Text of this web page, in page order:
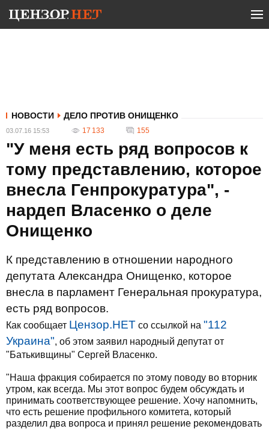
НОВОСТИ ДЕЛО ПРОТИВ ОНИЩЕНКО
03.07.16 15:53 17 133 155
"У меня есть ряд вопросов к
тому представлению, которое
внесла Генпрокуратура", -
нардеп Власенко о деле
Онищенко
К представлению в отношении народного
депутата Александра Онищенко, которое
внесла в парламент Генеральная прокуратура,
есть ряд вопросов.
Как сообщает Цензор.НЕТ со ссылкой на "112
Украина", об этом заявил народный депутат от
"Батькивщины" Сергей Власенко.
"Наша фракция собирается по этому поводу во вторник
утром, как всегда. Мы этот вопрос будем обсуждать и
принимать соответствующее решение. Хочу напомнить,
что есть решение профильного комитета, который
разделил два вопроса и принял решение рекомендовать